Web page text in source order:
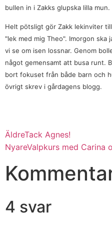
bullen in i Zakks glupska lilla mun.
Helt pötsligt gör Zakk lekinviter
"lek med mig Theo". Imorgon
vi se om isen lossnar. Genom
något gemensamt att busa runt.
bort fokuset från både barn och
övrigt skrev i gårdagens blogg.
ÄldreTack Agnes!
NyareValpkurs med Carina
4 svar